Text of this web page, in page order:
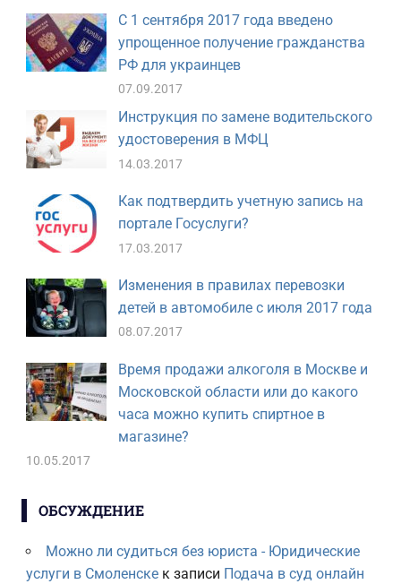
С 1 сентября 2017 года введено
упрощенное получение гражданства
РФ для украинцев
07.09.2017
Инструкция по замене водительского
удостоверения в МФЦ
14.03.2017
Как подтвердить учетную запись на
портале Госуслуги?
17.03.2017
Изменения в правилах перевозки
детей в автомобиле с июля 2017 года
08.07.2017
Время продажи алкоголя в Москве и
Московской области или до какого
часа можно купить спиртное в
магазине?
10.05.2017
ОБСУЖДЕНИЕ
Можно ли судиться без юриста - Юридические
услуги в Смоленскек записи Подача в суд онлайн